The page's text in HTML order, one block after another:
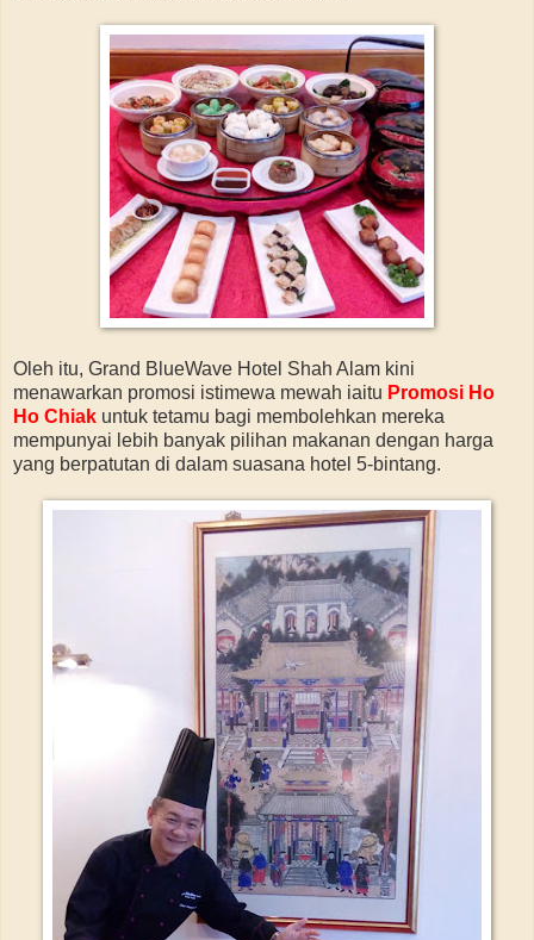
Oleh itu, Grand BlueWave Hotel Shah Alam kini
menawarkan promosi istimewa mewah iaitu Promosi Ho
Ho Chiak untuk tetamu bagi membolehkan mereka
mempunyai lebih banyak pilihan makanan dengan harga
yang berpatutan di dalam suasana hotel 5-bintang.